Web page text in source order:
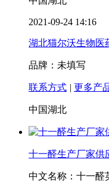
2021-09-24 14:16
湖北猫尔沃生物医
品牌：未填写
联系方式 | 更多产
中国湖北
十一醛生产厂家供
中文名称：十一醛